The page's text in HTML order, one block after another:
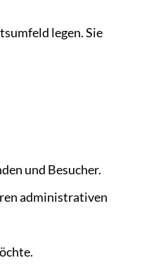
legen. Sie
und Besucher.
administrativen